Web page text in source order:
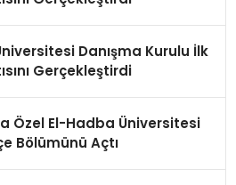
Danışma Kurulu İlk
Gerçekleştirdi
Özel El-Hadba Üniversitesi
Bölümünü Açtı